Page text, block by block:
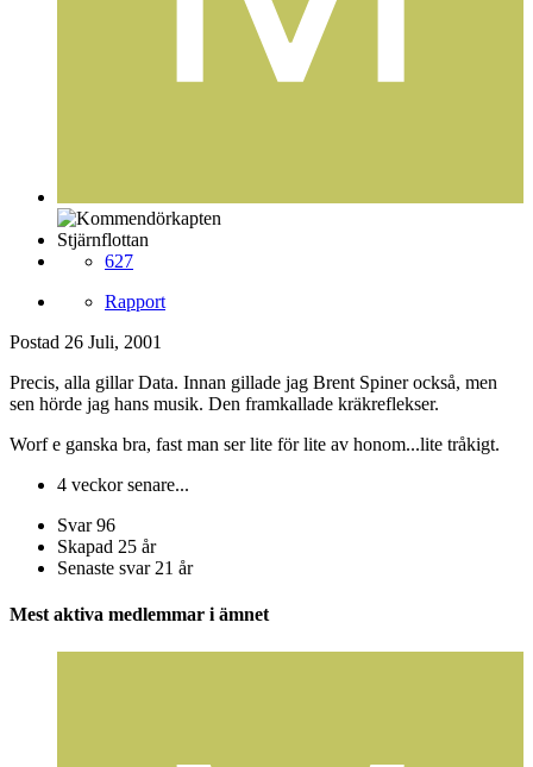
Stjärnflottan
627
Rapport
Postad 26 Juli, 2001
Precis, alla gillar Data. Innan gillade jag Brent Spiner också, men
sen hörde jag hans musik. Den framkallade kräkreflekser.
Worf e ganska bra, fast man ser lite för lite av honom...lite tråkigt.
4 veckor senare...
Svar 96
Skapad 25 år
Senaste svar 21 år
Mest aktiva medlemmar i ämnet